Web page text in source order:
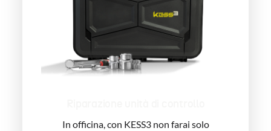
In officina, con KESS3 non farai solo